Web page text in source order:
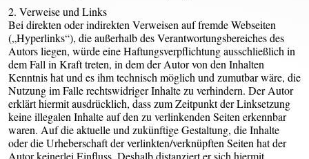
2. Verweise und Links
Bei direkten oder indirekten Verweisen auf fremde Webseiten
(„Hyperlinks“), die außerhalb des Verantwortungsbereiches des
Autors liegen, würde eine Haftungsverpflichtung ausschließlich in
dem Fall in Kraft treten, in dem der Autor von den Inhalten
Kenntnis hat und es ihm technisch möglich und zumutbar wäre, die
Nutzung im Falle rechtswidriger Inhalte zu verhindern. Der Autor
erklärt hiermit ausdrücklich, dass zum Zeitpunkt der Linksetzung
keine illegalen Inhalte auf den zu verlinkenden Seiten erkennbar
waren. Auf die aktuelle und zukünftige Gestaltung, die Inhalte
oder die Urheberschaft der verlinkten/verknüpften Seiten hat der
Autor keinerlei Einfluss. Deshalb distanziert er sich hiermit